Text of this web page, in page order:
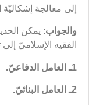
إلى معالجة إشكاليّة
والجواب: يمكن
الفقيه الإسلاميّ
1ـ العامل الدفاعيّ.
2ـ العامل البنائيّ.